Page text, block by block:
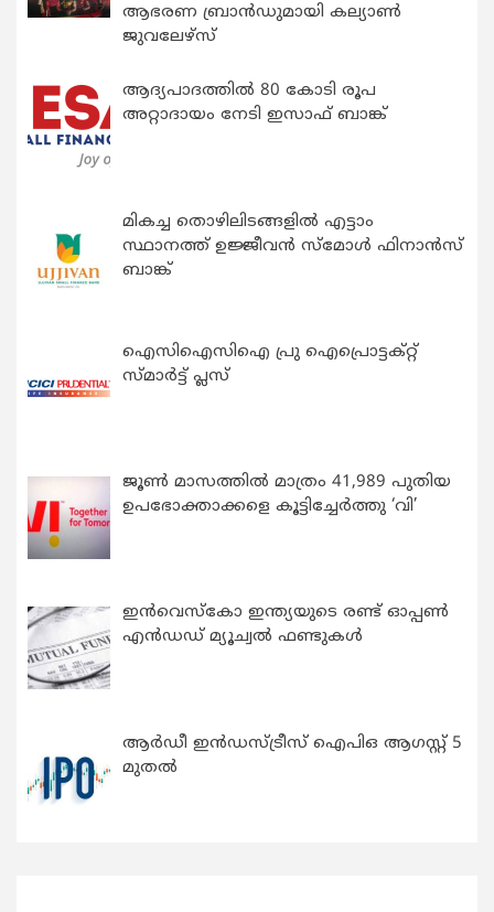
ആഭരണ ബ്രാന്‍ഡുമായി കല്യാണ്‍
ജുവലേഴ്‌സ്
ആദ്യപാദത്തിൽ 80 കോടി രൂപ
അറ്റാദായം നേടി ഇസാഫ് ബാങ്ക്
മികച്ച തൊഴിലിടങ്ങളിൽ എട്ടാം
സ്ഥാനത്ത് ഉജ്ജീവൻ സ്മോൾ ഫിനാൻസ്
ബാങ്ക്
ഐസിഐസിഐ പ്രു ഐപ്രൊട്ടക്റ്റ്
സ്മാർട്ട് പ്ലസ്
ജൂൺ മാസത്തിൽ മാത്രം 41,989 പുതിയ
ഉപഭോക്താക്കളെ കൂട്ടിച്ചേർത്തു ‘വി’
ഇന്‍വെസ്കോ ഇന്ത്യയുടെ രണ്ട് ഓപ്പണ്‍
എന്‍ഡഡ് മ്യൂച്വല്‍ ഫണ്ടുകള്‍
ആർഡീ ഇൻഡസ്ട്രീസ് ഐപിഒ ആഗസ്റ്റ് 5
മുതൽ